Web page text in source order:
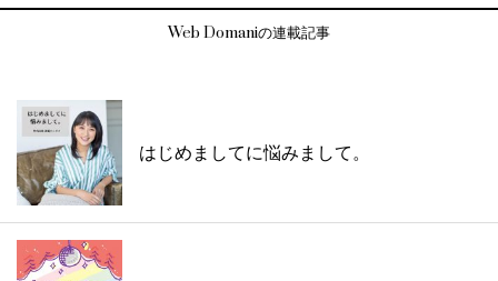
Web Domaniの連載記事
はじめましてに悩みまして。